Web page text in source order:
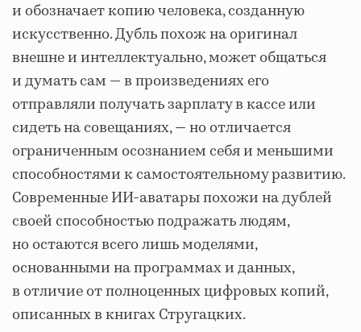
и обозначает копию человека, созданную
искусственно. Дубль похож на оригинал
внешне и интеллектуально, может общаться
и думать сам — в произведениях его
отправляли получать зарплату в кассе или
сидеть на совещаниях, — но отличается
ограниченным осознанием себя и меньшими
способностями к самостоятельному развитию.
Современные ИИ-аватары похожи на дублей
своей способностью подражать людям,
но остаются всего лишь моделями,
основанными на программах и данных,
в отличие от полноценных цифровых копий,
описанных в книгах Стругацких.